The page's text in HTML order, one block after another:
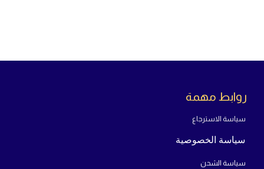
روابط مهمة
سياسة الاسترجاع
سياسة الخصوصية
سياسة الشحن